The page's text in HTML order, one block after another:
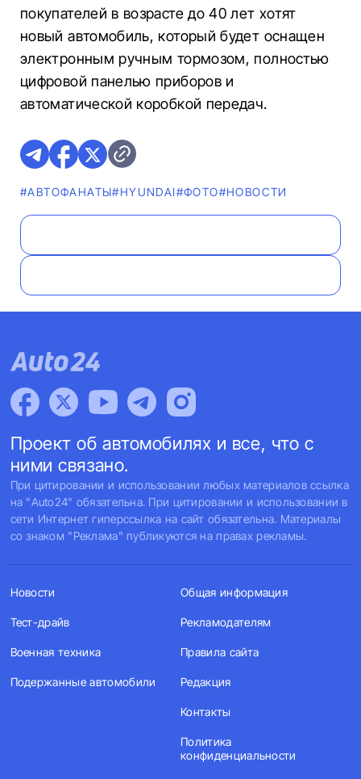
покупателей в возрасте до 40 лет хотят
новый автомобиль, который будет оснащен
электронным ручным тормозом, полностью
цифровой панелью приборов и
автоматической коробкой передач.
#AВТОФАНАТЫ#HYUNDAI#ФОТО#НОВОСТИ
Проект об автомобилях и все, что с
ними связано.
При цитировании и использовании любых материалов ссылка
на "Auto24" обязательна. При цитировании и использовании в
сети Интернет гиперссылка на сайт обязательна. Материалы
со знаком "Реклама" публикуются на правах рекламы.
Новости
Тест-драйв
Военная техника
Подержанные автомобили
Общая информация
Рекламодателям
Правила сайта
Редакция
Контакты
Политика
конфиденциальности